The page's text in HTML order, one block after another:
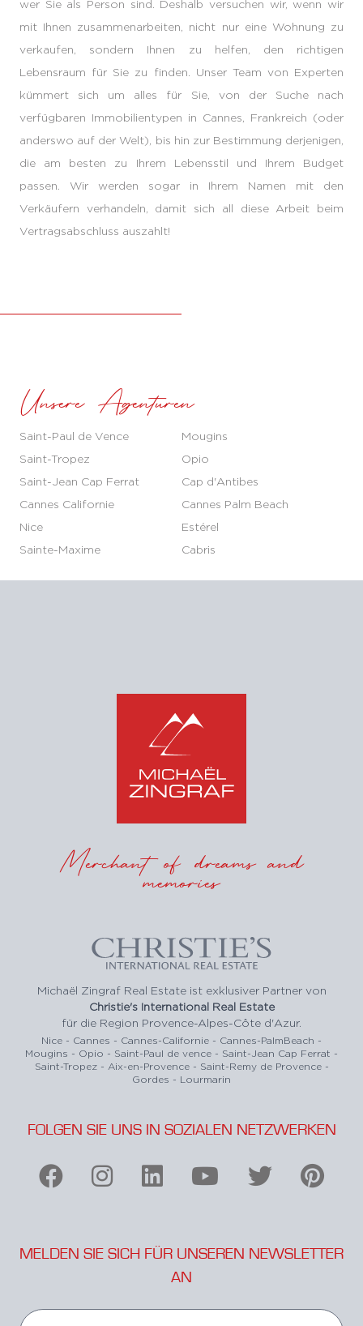
wer Sie als Person sind. Deshalb versuchen wir, wenn wir
mit Ihnen zusammenarbeiten, nicht nur eine Wohnung zu
verkaufen, sondern Ihnen zu helfen, den richtigen
Lebensraum für Sie zu finden. Unser Team von Experten
kümmert sich um alles für Sie, von der Suche nach
verfügbaren Immobilientypen in Cannes, Frankreich (oder
anderswo auf der Welt), bis hin zur Bestimmung derjenigen,
die am besten zu Ihrem Lebensstil und Ihrem Budget
passen. Wir werden sogar in Ihrem Namen mit den
Verkäufern verhandeln, damit sich all diese Arbeit beim
Vertragsabschluss auszahlt!
Unsere Agenturen
Saint-Paul de Vence
Mougins
Saint-Tropez
Opio
Saint-Jean Cap Ferrat
Cap d'Antibes
Cannes Californie
Cannes Palm Beach
Nice
Estérel
Sainte-Maxime
Cabris
Merchant of dreams and
memories
Michaël Zingraf Real Estate ist exklusiver Partner von
Christie's International Real Estate
für die Region Provence-Alpes-Côte d'Azur.
Nice - Cannes - Cannes-Californie - Cannes-PalmBeach -
Mougins - Opio - Saint-Paul de vence - Saint-Jean Cap Ferrat -
Saint-Tropez - Aix-en-Provence - Saint-Remy de Provence -
Gordes - Lourmarin
FOLGEN SIE UNS IN SOZIALEN NETZWERKEN
MELDEN SIE SICH FÜR UNSEREN NEWSLETTER
AN